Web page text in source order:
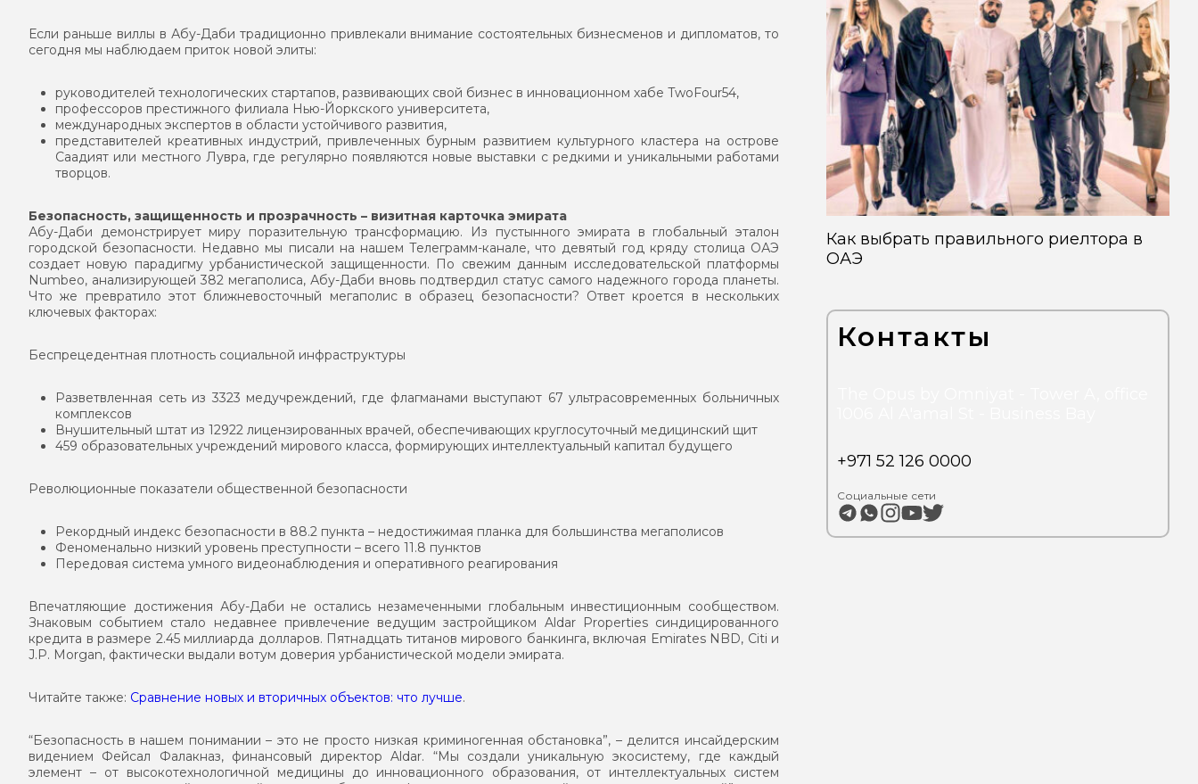
Если раньше виллы в Абу-Даби традиционно привлекали внимание состоятельных бизнесменов и дипломатов, то
сегодня мы наблюдаем приток новой элиты:
руководителей технологических стартапов, развивающих свой бизнес в инновационном хабе TwoFour54,
профессоров престижного филиала Нью-Йоркского университета,
международных экспертов в области устойчивого развития,
представителей креативных индустрий, привлеченных бурным развитием культурного кластера на острове
Саадият или местного Лувра, где регулярно появляются новые выставки с редкими и уникальными работами
творцов.
Безопасность, защищенность и прозрачность – визитная карточка эмирата
Абу-Даби демонстрирует миру поразительную трансформацию. Из пустынного эмирата в глобальный эталон
городской безопасности. Недавно мы писали на нашем Телеграмм-канале, что девятый год кряду столица ОАЭ
создает новую парадигму урбанистической защищенности. По свежим данным исследовательской платформы
Numbeo, анализирующей 382 мегаполиса, Абу-Даби вновь подтвердил статус самого надежного города планеты.
Что же превратило этот ближневосточный мегаполис в образец безопасности? Ответ кроется в нескольких
ключевых факторах:
Беспрецедентная плотность социальной инфраструктуры
Разветвленная сеть из 3323 медучреждений, где флагманами выступают 67 ультрасовременных больничных
комплексов
Внушительный штат из 12922 лицензированных врачей, обеспечивающих круглосуточный медицинский щит
459 образовательных учреждений мирового класса, формирующих интеллектуальный капитал будущего
Революционные показатели общественной безопасности
Рекордный индекс безопасности в 88.2 пункта – недостижимая планка для большинства мегаполисов
Феноменально низкий уровень преступности – всего 11.8 пунктов
Передовая система умного видеонаблюдения и оперативного реагирования
Впечатляющие достижения Абу-Даби не остались незамеченными глобальным инвестиционным сообществом.
Знаковым событием стало недавнее привлечение ведущим застройщиком Aldar Properties синдицированного
кредита в размере 2.45 миллиарда долларов. Пятнадцать титанов мирового банкинга, включая Emirates NBD, Citi и
J.P. Morgan, фактически выдали вотум доверия урбанистической модели эмирата.
Читайте также: Сравнение новых и вторичных объектов: что лучше.
“Безопасность в нашем понимании – это не просто низкая криминогенная обстановка”, – делится инсайдерским
видением Фейсал Фалакназ, финансовый директор Aldar. “Мы создали уникальную экосистему, где каждый
элемент – от высокотехнологичной медицины до инновационного образования, от интеллектуальных систем
Как выбрать правильного риелтора в
ОАЭ
Контакты
+971 52 126 0000
Социальные сети